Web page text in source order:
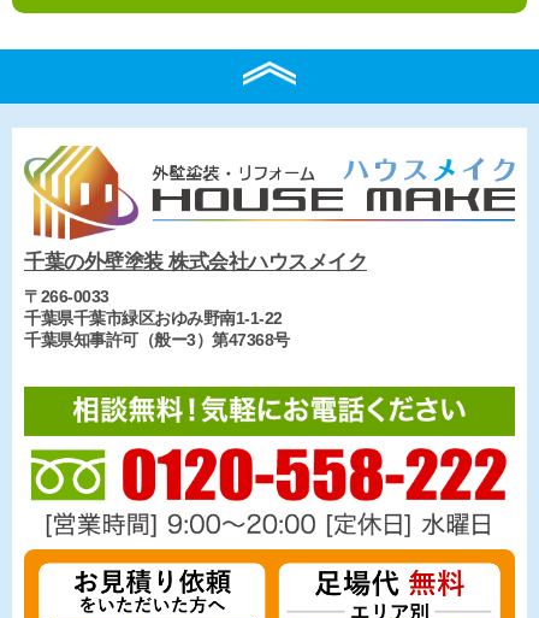
千葉の外壁塗装 株式会社ハウスメイク
〒266-0033
千葉県千葉市緑区おゆみ野南1-1-22
千葉県知事許可（般ー3）第47368号